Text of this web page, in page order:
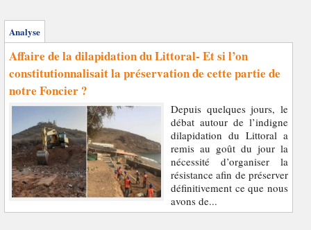
Analyse
Affaire de la dilapidation du Littoral- Et si l’on
constitutionnalisait la préservation de cette partie de
notre Foncier ?
Depuis quelques jours, le
débat autour de l’indigne
dilapidation du Littoral a
remis au goût du jour la
nécessité d’organiser la
résistance afin de préserver
définitivement ce que nous
avons de...